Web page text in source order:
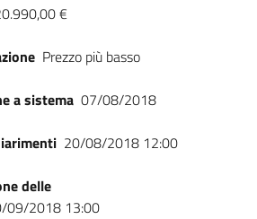
€
Prezzo più basso
a sistema 07/08/2018
20/08/2018 12:00
delle
09/2018 13:00